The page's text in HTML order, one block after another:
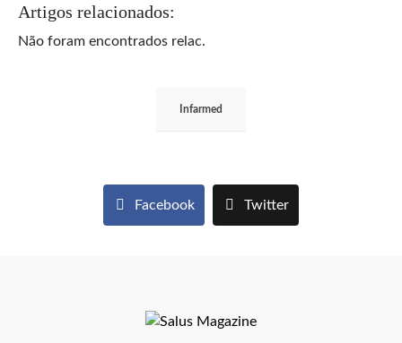
Artigos relacionados:
Não foram encontrados relac.
Infarmed
Facebook Twitter